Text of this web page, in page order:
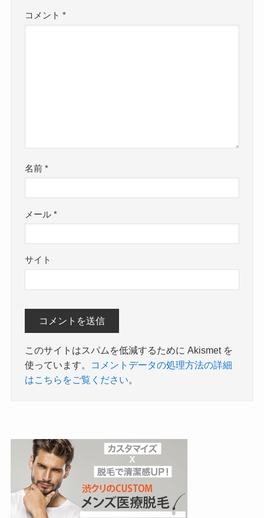
コメント*
名前*
メール*
サイト
このサイトはスパムを低減するために Akismet を
使っています。
コメントデータの処理方法の詳細
はこちらをご覧ください